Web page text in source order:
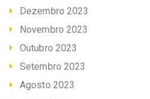
Dezembro 2023
Novembro 2023
Outubro 2023
Setembro 2023
Agosto 2023